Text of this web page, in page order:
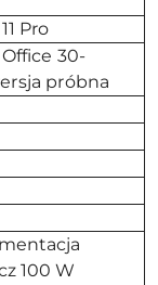
Pro
30-
próbna
100 W